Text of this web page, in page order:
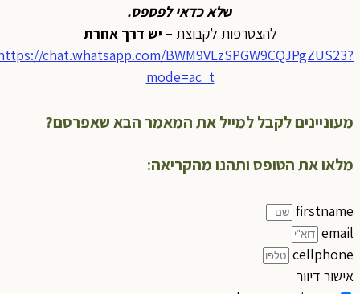
שלא כדאי לפספס.
להצטרפות לקבוצת– יש דרך אחרת
https://chat.whatsapp.com/BWM9VLzSPGW9CQJPgZUS23?
mode=ac_t
מעוניינים לקבל למייל את המאמר הבא שאפרסם?
מלאו את הטופס ותהנו מהקריאה:
firstname
email
cellphone
אישור דיוור